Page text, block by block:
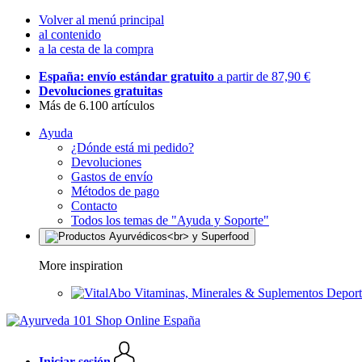
Volver al menú principal
al contenido
a la cesta de la compra
España: envío estándar gratuito a partir de 87,90 €
Devoluciones gratuitas
Más de 6.100 artículos
Ayuda
¿Dónde está mi pedido?
Devoluciones
Gastos de envío
Métodos de pago
Contacto
Todos los temas de "Ayuda y Soporte"
More inspiration
Vitaminas, Minerales & Suplementos